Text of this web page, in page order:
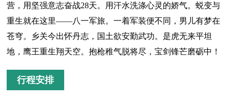
营，用坚强意志奋战28天。用汗水洗涤心灵的娇气。蜕变与
重生就在这里——八一军旅。一着军装便不同，男儿有梦在
苍穹。乡关今出怀丹志，国土欲安勤武功。是虎无来平坦
地，鹰王重生翔天空。抱枪稚气脱将尽，宝剑锋芒磨砺中！
行程安排